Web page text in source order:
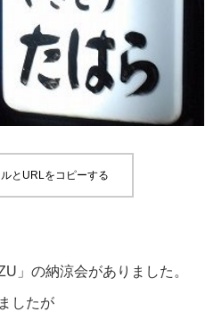
とURLをコピーする
」の納涼会がありました。
したが